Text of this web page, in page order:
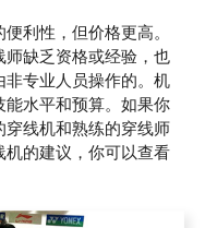
利性，但价格更高。
缺乏资格或经验，也
专业人员操作的。机
水平和预算。如果你
线机和熟练的穿线师
的建议，你可以查看